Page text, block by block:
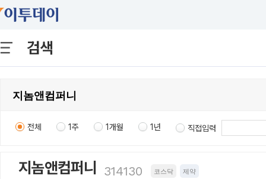
검색
전체 1주 1개월 1년 직접입력
지놈앤컴퍼니 314130 코스닥 제약